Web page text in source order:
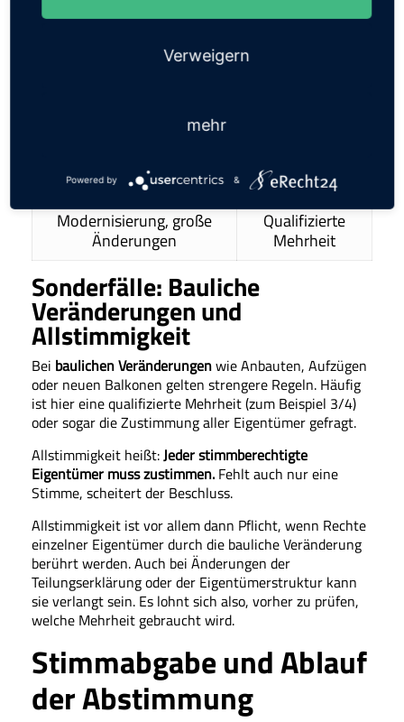
Instandhaltung
Mehrheit
Modernisierung, große
Änderungen
Qualifizierte
Mehrheit
Sonderfälle: Bauliche
Veränderungen und
Allstimmigkeit
Bei baulichen Veränderungenwie Anbauten, Aufzügen
oder neuen Balkonen gelten strengere Regeln. Häufig
ist hier eine qualifizierte Mehrheit (zum Beispiel 3/4)
oder sogar die Zustimmung aller Eigentümer gefragt.
Allstimmigkeit heißt:Jeder stimmberechtigte
Eigentümer muss zustimmen. Fehlt auch nur eine
Stimme, scheitert der Beschluss.
Allstimmigkeit ist vor allem dann Pflicht, wenn Rechte
einzelner Eigentümer durch die bauliche Veränderung
berührt werden. Auch bei Änderungen der
Teilungserklärung oder der Eigentümerstruktur kann
sie verlangt sein. Es lohnt sich also, vorher zu prüfen,
welche Mehrheit gebraucht wird.
Stimmabgabe und Ablauf
der Abstimmung
Verweigern
mehr
Powered by &